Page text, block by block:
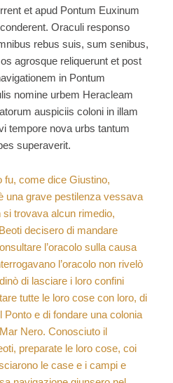
et apud Pontum Euxinum
Oraculi responso
rebus suis, sum senibus,
agrosque reliquerunt et post
in Pontum
nomine urbem Heracleam
auspiciis coloni in illam
tempore nova urbs tantum
superaverit.
fu, come dice Giustino,
una grave pestilenza vessava
si trovava alcun rimedio,
decisero di mandare
l’oracolo sulla causa
l’oracolo non rivelò
di lasciare i loro confini
tutte le loro cose con loro, di
e di fondare una colonia
Nero. Conosciuto il
preparate le loro cose, coi
le case e i campi e